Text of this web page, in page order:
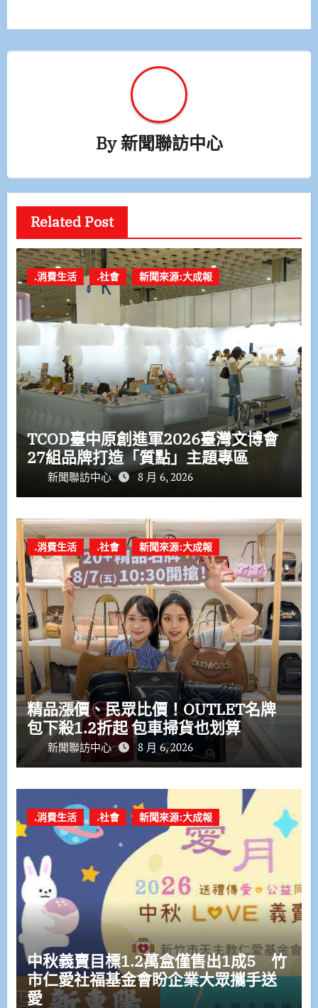
By新聞聯訪中心
Related Post
.消費生活 .社會 新聞來源:大成報
TCOD臺中原創進軍2026臺灣文博會
27組品牌打造「質點」主題專區
新聞聯訪中心 8 月 6, 2026
.消費生活 .社會 新聞來源:大成報
精品漲價、民眾比價！OUTLET名牌
包下殺1.2折起 包車掃貨也划算
新聞聯訪中心 8 月 6, 2026
.消費生活 .社會 新聞來源:大成報
中秋義賣目標1.2萬盒僅售出1成5 竹
市仁愛社福基金會盼企業大眾攜手送
愛